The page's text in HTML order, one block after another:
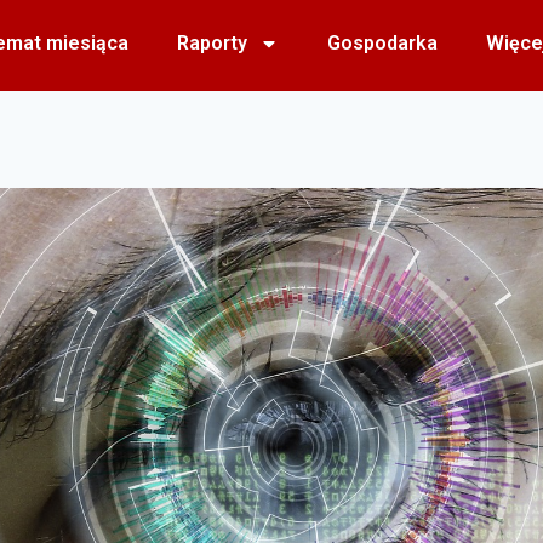
miesiąca Raporty Gospodarka